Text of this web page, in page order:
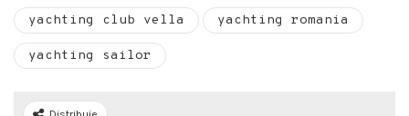
yachting club vella yachting romania
yachting sailor